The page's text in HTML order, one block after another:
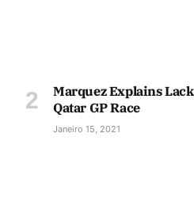
Marquez Explains
Qatar GP Race
Janeiro 15, 2021